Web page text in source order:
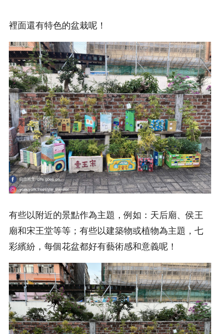
裡面還有特色的盆栽呢！
有些以附近的景點作為主題，例如：天后廟、侯王
廟和宋王堂等等；有些以建築物或植物為主題，七
彩繽紛，每個花盆都好有藝術感和意義呢！